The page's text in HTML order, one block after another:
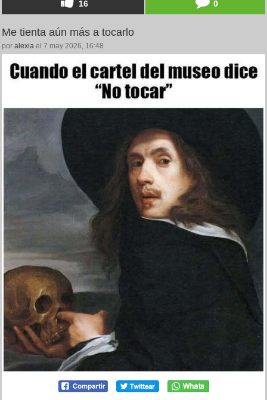
16 0
Me tienta aún más a tocarlo
por alexia el 7 may 2026, 16:48